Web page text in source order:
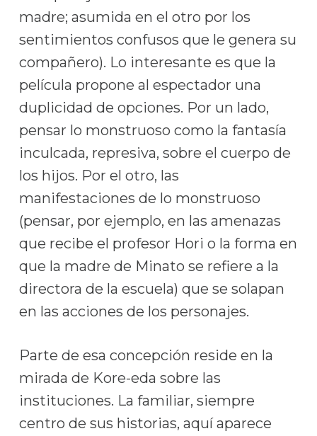
madre; asumida en el otro por los
sentimientos confusos que le genera su
compañero). Lo interesante es que la
película propone al espectador una
duplicidad de opciones. Por un lado,
pensar lo monstruoso como la fantasía
inculcada, represiva, sobre el cuerpo de
los hijos. Por el otro, las
manifestaciones de lo monstruoso
(pensar, por ejemplo, en las amenazas
que recibe el profesor Hori o la forma en
que la madre de Minato se refiere a la
directora de la escuela) que se solapan
en las acciones de los personajes.
Parte de esa concepción reside en la
mirada de Kore-eda sobre las
instituciones. La familiar, siempre
centro de sus historias, aquí aparece